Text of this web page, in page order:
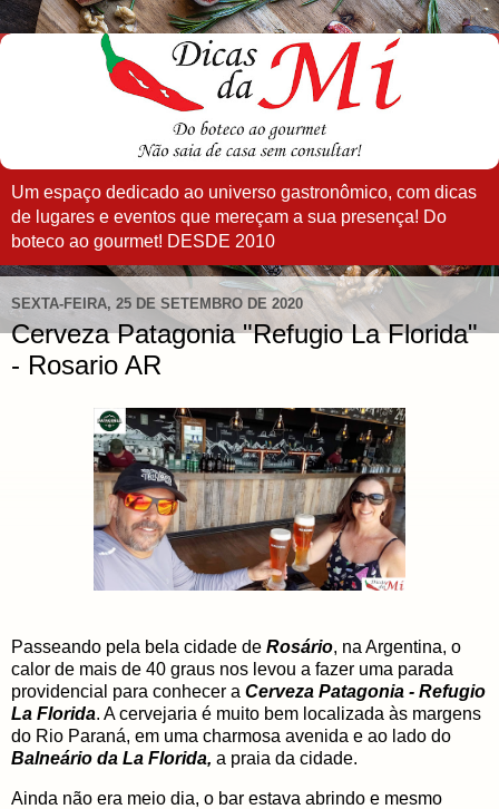
Um espaço dedicado ao universo gastronômico, com dicas
de lugares e eventos que mereçam a sua presença! Do
boteco ao gourmet! DESDE 2010
SEXTA-FEIRA, 25 DE SETEMBRO DE 2020
Cerveza Patagonia "Refugio La Florida"
- Rosario AR
Passeando pela bela cidade de Rosário, na Argentina, o
calor de mais de 40 graus nos levou a fazer uma parada
providencial para conhecer a Cerveza Patagonia - Refugio
La Florida. A cervejaria é muito bem localizada às margens
do Rio Paraná, em uma charmosa avenida e ao lado do
Balneário da La Florida, a praia da cidade.
Ainda não era meio dia, o bar estava abrindo e mesmo